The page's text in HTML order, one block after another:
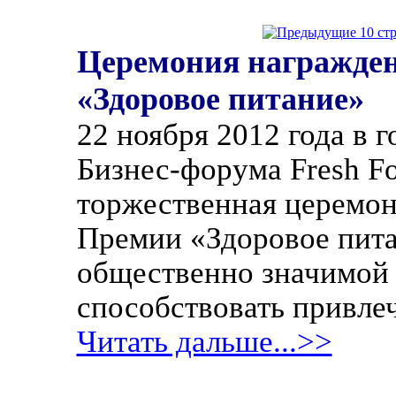
Церемония
«Здоровое питание»
22 ноября 2012 года в
Бизнес-форума Fresh
торжественная
Премии «Здоровое
общественно
способствовать
Читать дальше...>>